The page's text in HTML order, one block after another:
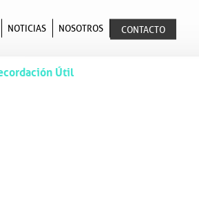
NOTICIAS NOSOTROS CONTACTO
Útil